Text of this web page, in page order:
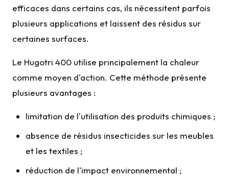
efficaces dans certains cas, ils nécessitent parfois
plusieurs applications et laissent des résidus sur
certaines surfaces.
Le Hugotri 400 utilise principalement la chaleur
comme moyen d'action. Cette méthode présente
plusieurs avantages :
limitation de l'utilisation des produits chimiques ;
absence de résidus insecticides sur les meubles
et les textiles ;
réduction de l'impact environnemental ;